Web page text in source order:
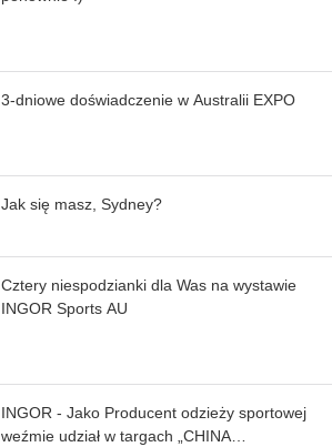
3-dniowe doświadczenie w Australii EXPO
Jak się masz, Sydney?
Cztery niespodzianki dla Was na wystawie
INGOR Sports AU
INGOR - Jako Producent odzieży sportowej
weźmie udział w targach „CHINA